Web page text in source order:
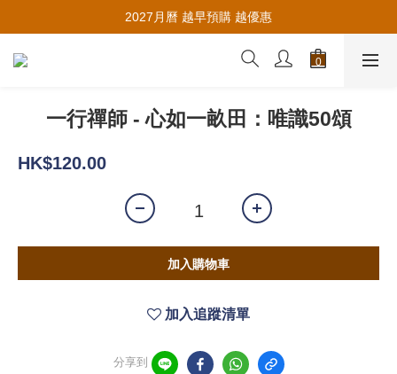
推薦新會員入會，賺取購物金🪙
2027月曆 越早預購 越優惠
推薦新會員入會，賺取購物金🪙
一行禪師 - 心如一畝田：唯識50頌
HK$120.00
加入購物車
加入追蹤清單
分享到